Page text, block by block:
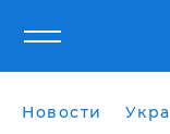
Новости